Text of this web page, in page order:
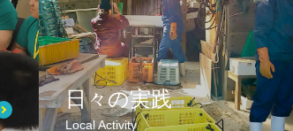
日々の実践
Local Activity